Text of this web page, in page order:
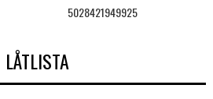
5028421949925
LÅTLISTA